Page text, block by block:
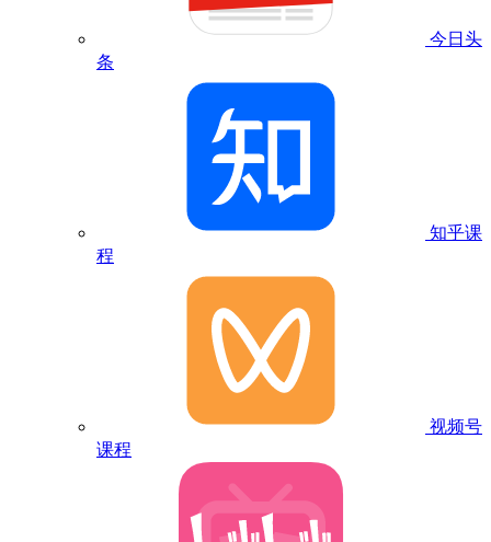
今日头
条
知乎课
程
视频号
课程